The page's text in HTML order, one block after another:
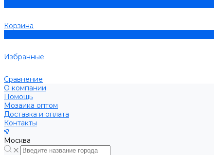
Корзина
Избранные
Сравнение
О компании
Помощь
Мозаика оптом
Доставка и оплата
Контакты
Москва